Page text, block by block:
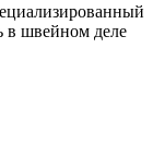
в швейном деле